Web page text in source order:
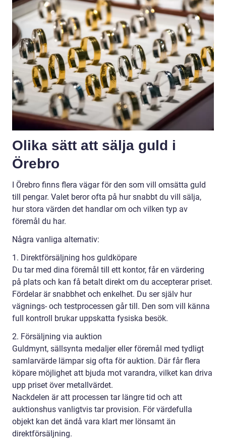
Olika sätt att sälja guld i
Örebro
I Örebro finns flera vägar för den som vill omsätta guld
till pengar. Valet beror ofta på hur snabbt du vill sälja,
hur stora värden det handlar om och vilken typ av
föremål du har.
Några vanliga alternativ:
1. Direktförsäljning hos guldköpare
Du tar med dina föremål till ett kontor, får en värdering
på plats och kan få betalt direkt om du accepterar priset.
Fördelar är snabbhet och enkelhet. Du ser själv hur
vägnings- och testprocessen går till. Den som vill känna
full kontroll brukar uppskatta fysiska besök.
2. Försäljning via auktion
Guldmynt, sällsynta medaljer eller föremål med tydligt
samlarvärde lämpar sig ofta för auktion. Där får flera
köpare möjlighet att bjuda mot varandra, vilket kan driva
upp priset över metallvärdet.
Nackdelen är att processen tar längre tid och att
auktionshus vanligtvis tar provision. För värdefulla
objekt kan det ändå vara klart mer lönsamt än
direktförsäljning.